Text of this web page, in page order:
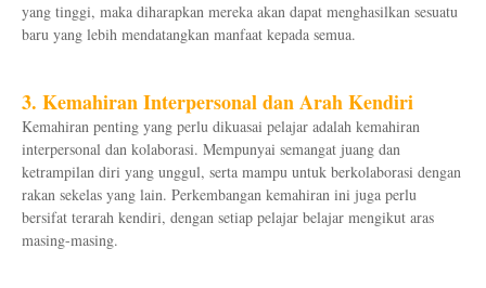
yang tinggi, maka diharapkan mereka akan dapat menghasilkan sesuatu
baru yang lebih mendatangkan manfaat kepada semua.
3. Kemahiran Interpersonal dan Arah Kendiri
Kemahiran penting yang perlu dikuasai pelajar adalah kemahiran
interpersonal dan kolaborasi. Mempunyai semangat juang dan
ketrampilan diri yang unggul, serta mampu untuk berkolaborasi dengan
rakan sekelas yang lain. Perkembangan kemahiran ini juga perlu
bersifat terarah kendiri, dengan setiap pelajar belajar mengikut aras
masing-masing.